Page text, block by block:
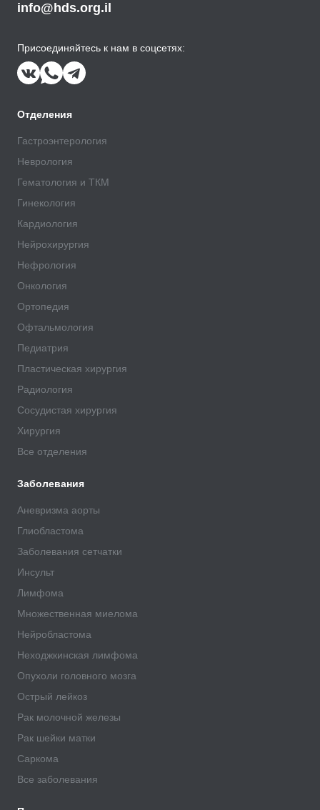
info@hds.org.il
Присоединяйтесь к нам в соцсетях:
Отделения
Гастроэнтерология
Неврология
Гематология и ТКМ
Гинекология
Кардиология
Нейрохирургия
Нефрология
Онкология
Ортопедия
Офтальмология
Педиатрия
Пластическая хирургия
Радиология
Сосудистая хирургия
Хирургия
Все отделения
Заболевания
Аневризма аорты
Глиобластома
Заболевания сетчатки
Инсульт
Лимфома
Множественная миелома
Нейробластома
Неходжкинская лимфома
Опухоли головного мозга
Острый лейкоз
Рак молочной железы
Рак шейки матки
Саркома
Все заболевания